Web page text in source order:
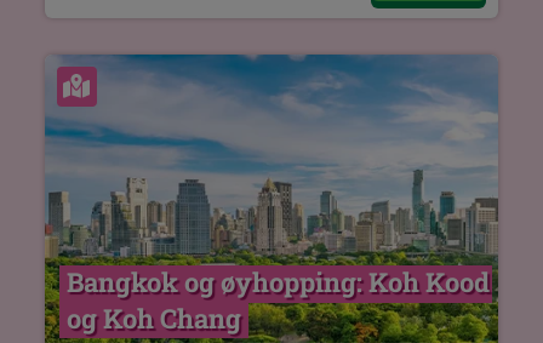
Bangkok og øyhopping: Koh Kood
og Koh Chang